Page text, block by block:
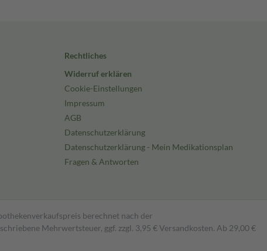
Rechtliches
Widerruf erklären
Cookie-Einstellungen
Impressum
AGB
Datenschutzerklärung
Datenschutzerklärung - Mein Medikationsplan
Fragen & Antworten
berechnet nach der
Mehrwertsteuer, ggf. zzgl. 3,95 € Versandkosten. Ab 29,00 €